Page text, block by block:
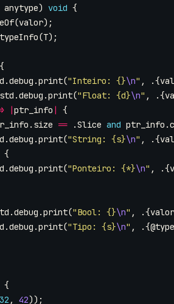
anytype) void {
(valor);
(T);
{
.debug .print("Inteiro: {}\n" , .{
std .debug .print("Float: {d}\n" , .{
|ptr_info |
{
. size == .Slice and ptr_info .
.debug .print("String: {s}\n" , .{
{
.debug .print("Ponteiro: {*}\n" , .{
.debug .print("Bool: {}\n" , .{valor
.debug .print("Tipo: {s}\n" , .{
{
, 42));